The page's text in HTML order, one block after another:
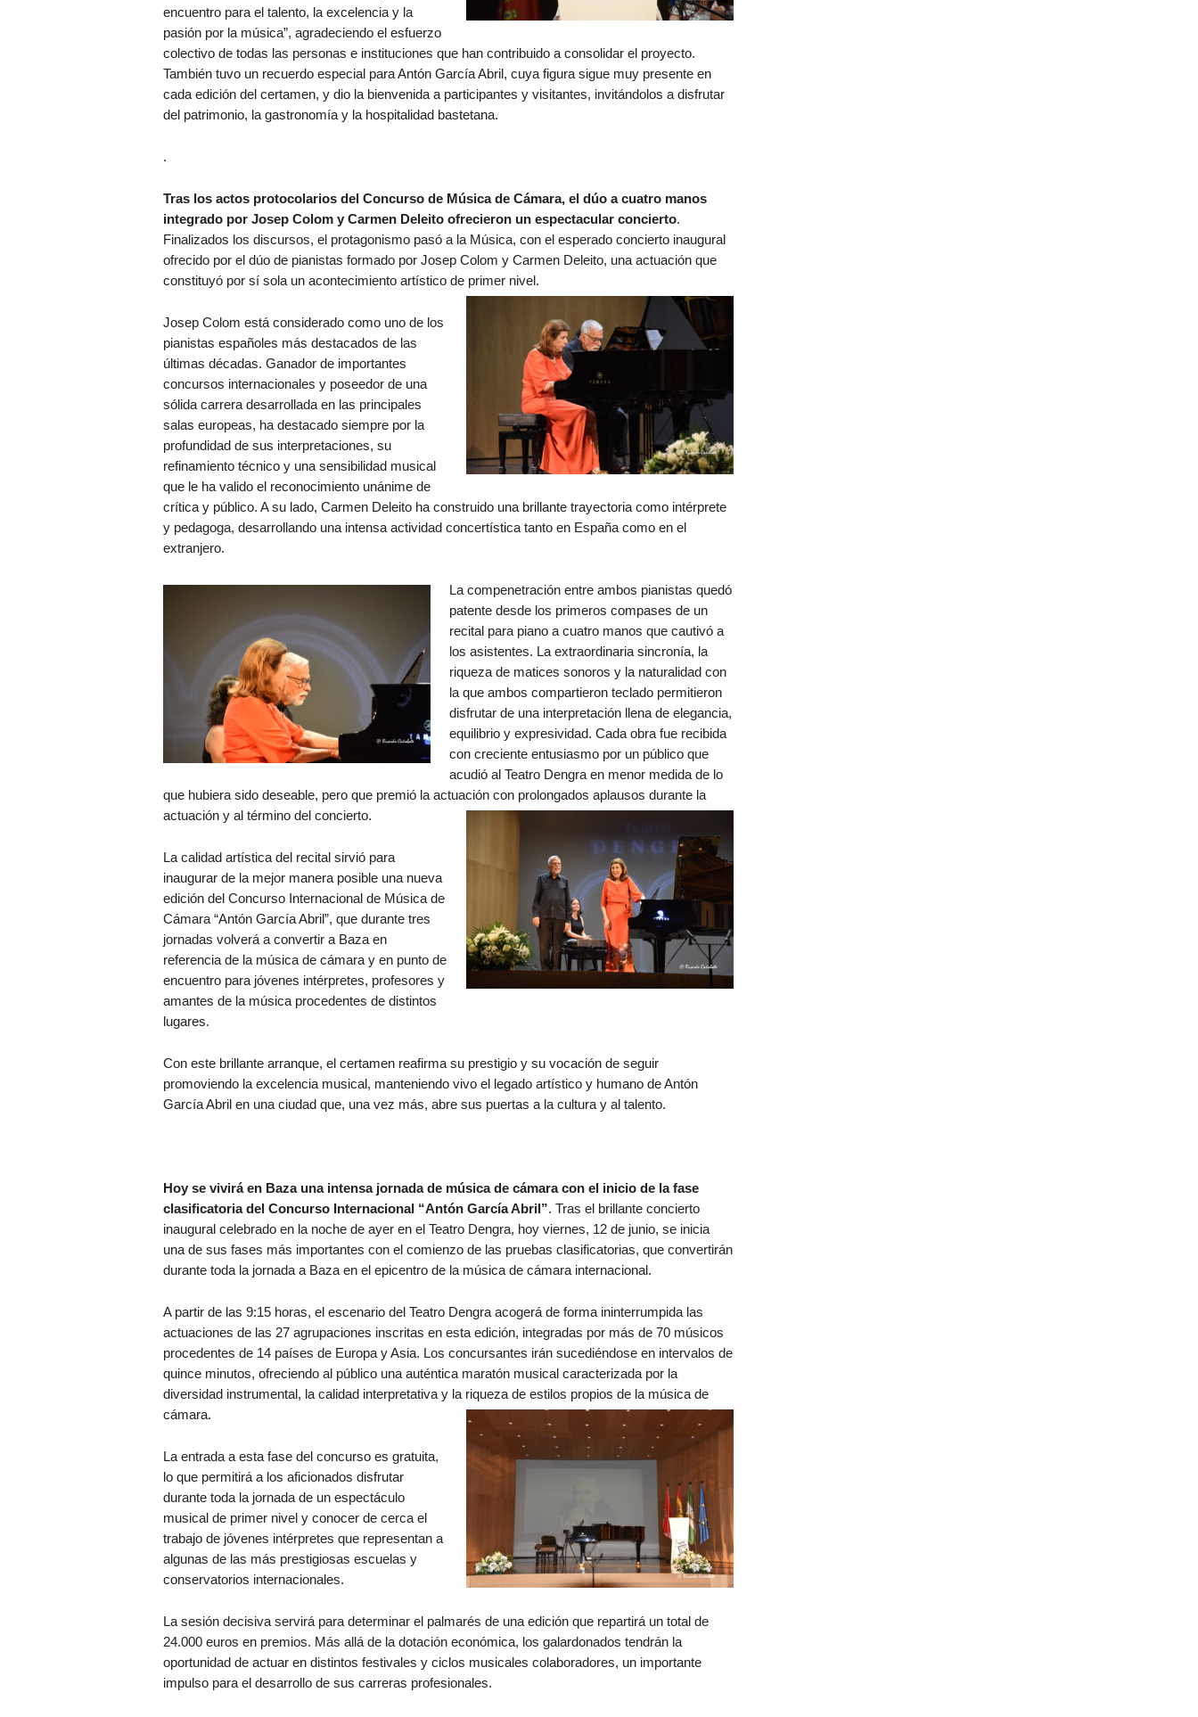
encuentro para el talento, la excelencia y la
pasión por la música”, agradeciendo el esfuerzo
colectivo de todas las personas e instituciones que han contribuido a consolidar el proyecto.
También tuvo un recuerdo especial para Antón García Abril, cuya figura sigue muy presente en
cada edición del certamen, y dio la bienvenida a participantes y visitantes, invitándolos a disfrutar
del patrimonio, la gastronomía y la hospitalidad bastetana.
.
Tras los actos protocolarios del Concurso de Música de Cámara, el dúo a cuatro manos
integrado por Josep Colom y Carmen Deleito ofrecieron un espectacular concierto.
Finalizados los discursos, el protagonismo pasó a la Música, con el esperado concierto inaugural
ofrecido por el dúo de pianistas formado por Josep Colom y Carmen Deleito, una actuación que
constituyó por sí sola un acontecimiento artístico de primer nivel.
Josep Colom está considerado como uno de los
pianistas españoles más destacados de las
últimas décadas. Ganador de importantes
concursos internacionales y poseedor de una
sólida carrera desarrollada en las principales
salas europeas, ha destacado siempre por la
profundidad de sus interpretaciones, su
refinamiento técnico y una sensibilidad musical
que le ha valido el reconocimiento unánime de
crítica y público. A su lado, Carmen Deleito ha construido una brillante trayectoria como intérprete
y pedagoga, desarrollando una intensa actividad concertística tanto en España como en el
extranjero.
La compenetración entre ambos pianistas quedó
patente desde los primeros compases de un
recital para piano a cuatro manos que cautivó a
los asistentes. La extraordinaria sincronía, la
riqueza de matices sonoros y la naturalidad con
la que ambos compartieron teclado permitieron
disfrutar de una interpretación llena de elegancia,
equilibrio y expresividad. Cada obra fue recibida
con creciente entusiasmo por un público que
acudió al Teatro Dengra en menor medida de lo
que hubiera sido deseable, pero que premió la actuación con prolongados aplausos durante la
actuación y al término del concierto.
La calidad artística del recital sirvió para
inaugurar de la mejor manera posible una nueva
edición del Concurso Internacional de Música de
Cámara “Antón García Abril”, que durante tres
jornadas volverá a convertir a Baza en
referencia de la música de cámara y en punto de
encuentro para jóvenes intérpretes, profesores y
amantes de la música procedentes de distintos
lugares.
Con este brillante arranque, el certamen reafirma su prestigio y su vocación de seguir
promoviendo la excelencia musical, manteniendo vivo el legado artístico y humano de Antón
García Abril en una ciudad que, una vez más, abre sus puertas a la cultura y al talento.
Hoy se vivirá en Baza una intensa jornada de música de cámara con el inicio de la fase
clasificatoria del Concurso Internacional “Antón García Abril”. Tras el brillante concierto
inaugural celebrado en la noche de ayer en el Teatro Dengra, hoy viernes, 12 de junio, se inicia
una de sus fases más importantes con el comienzo de las pruebas clasificatorias, que convertirán
durante toda la jornada a Baza en el epicentro de la música de cámara internacional.
A partir de las 9:15 horas, el escenario del Teatro Dengra acogerá de forma ininterrumpida las
actuaciones de las 27 agrupaciones inscritas en esta edición, integradas por más de 70 músicos
procedentes de 14 países de Europa y Asia. Los concursantes irán sucediéndose en intervalos de
quince minutos, ofreciendo al público una auténtica maratón musical caracterizada por la
diversidad instrumental, la calidad interpretativa y la riqueza de estilos propios de la música de
cámara.
La entrada a esta fase del concurso es gratuita,
lo que permitirá a los aficionados disfrutar
durante toda la jornada de un espectáculo
musical de primer nivel y conocer de cerca el
trabajo de jóvenes intérpretes que representan a
algunas de las más prestigiosas escuelas y
conservatorios internacionales.
La sesión decisiva servirá para determinar el palmarés de una edición que repartirá un total de
24.000 euros en premios. Más allá de la dotación económica, los galardonados tendrán la
oportunidad de actuar en distintos festivales y ciclos musicales colaboradores, un importante
impulso para el desarrollo de sus carreras profesionales.